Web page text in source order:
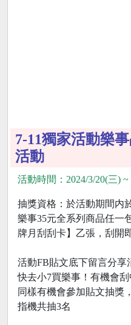
7-11獨家活動樂
活動
活動時間：2024/3/20(三) ~
抽獎資格：於活動期間内
樂事35元全系列商品任一
牌月刮刮卡】乙張，刮開
活動FB貼文底下留言分享
快去小7買樂事！有機會刮
同樣有機會參加貼文抽獎
指機共抽3名